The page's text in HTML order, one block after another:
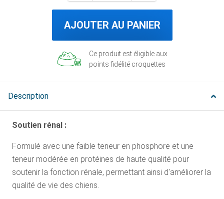
AJOUTER AU PANIER
Ce produit est éligible aux
points fidélité croquettes
Description
Soutien rénal :
Formulé avec une faible teneur en phosphore et une
teneur modérée en protéines de haute qualité pour
soutenir la fonction rénale, permettant ainsi d'améliorer la
qualité de vie des chiens.